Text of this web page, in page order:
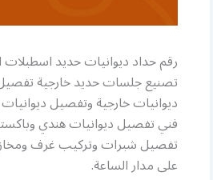
رقم حداد ديوانيات حديد
تصنيع جلسات حديد خارجية
ديوانيات خارجية وتفصيل
فني تفصيل ديوانيات هندي
تفصيل شبرات وتركيب غرف
على مدار الساعة.